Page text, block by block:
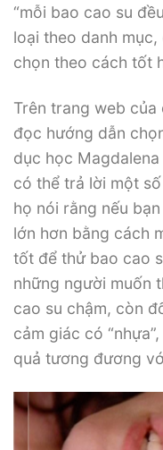
“mỗi bao cao su
loại theo danh
chọn theo cách tốt
Trên trang web
đọc hướng dẫn
dục học
có thể trả lời một
họ nói rằng nếu
lớn hơn bằng cách
tốt để thử bao cao
những người muốn
cao su chậm, còn
cảm giác có
quả tương đương